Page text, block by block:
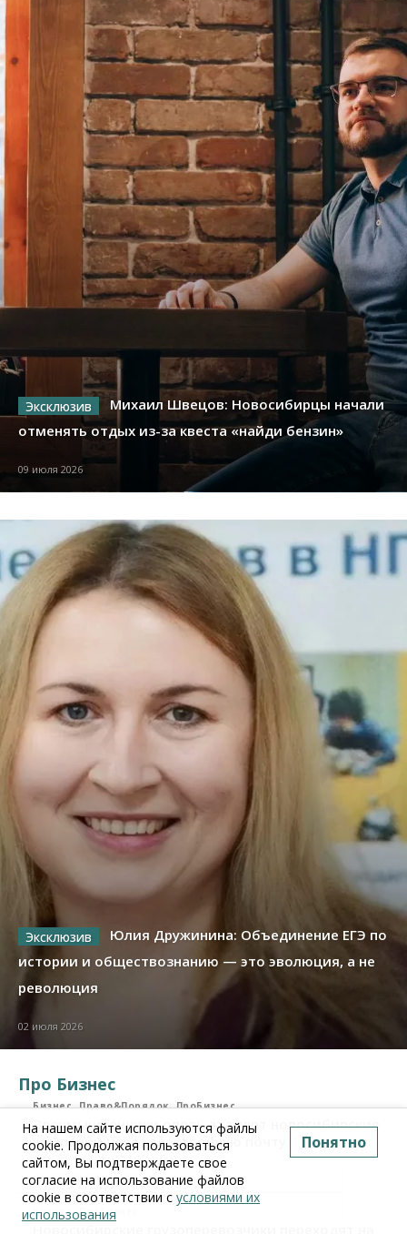
Михаил Швецов: Новосибирцы начали
отменять отдых из-за квеста «найди бензин»
09 июля 2026
Юлия Дружинина: Объединение ЕГЭ по
истории и обществознанию — это эволюция, а не
революция
02 июля 2026
Про Бизнес
Бизнес Право&Порядок ПроБизнес
Злоумышленники опять атакуют новосибирские
компании через электронную почту
06 августа 2026, 11:00
Бизнес ПроБизнес
На нашем сайте используются файлы
cookie. Продолжая пользоваться
сайтом, Вы подтверждаете свое
согласие на использование файлов
cookie в соответствии с условиями их
использования
Понятно